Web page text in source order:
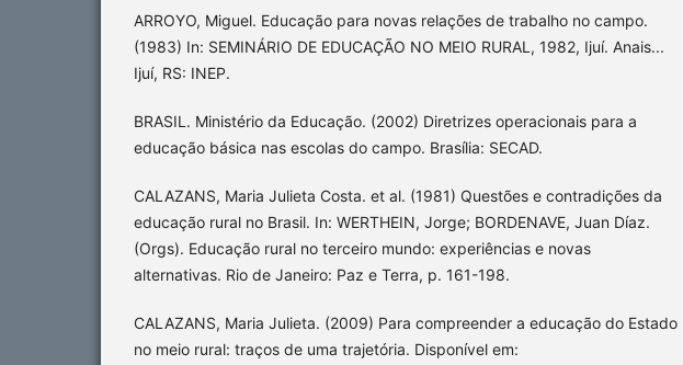
ARROYO, Miguel. Educação para novas relações de trabalho no campo.
(1983) In: SEMINÁRIO DE EDUCAÇÃO NO MEIO RURAL, 1982, Ijuí. Anais...
Ijuí, RS: INEP.
BRASIL. Ministério da Educação. (2002) Diretrizes operacionais para a
educação básica nas escolas do campo. Brasília: SECAD.
CALAZANS, Maria Julieta Costa. et al. (1981) Questões e contradições da
educação rural no Brasil. In: WERTHEIN, Jorge; BORDENAVE, Juan Díaz.
(Orgs). Educação rural no terceiro mundo: experiências e novas
alternativas. Rio de Janeiro: Paz e Terra, p. 161-198.
CALAZANS, Maria Julieta. (2009) Para compreender a educação do Estado
no meio rural: traços de uma trajetória. Disponível em: